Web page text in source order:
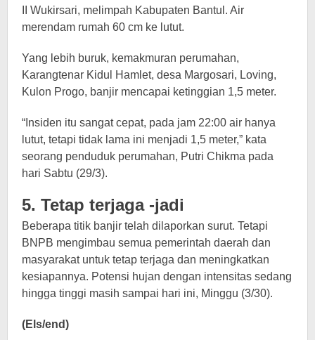
II Wukirsari, melimpah Kabupaten Bantul. Air
merendam rumah 60 cm ke lutut.
Yang lebih buruk, kemakmuran perumahan,
Karangtenar Kidul Hamlet, desa Margosari, Loving,
Kulon Progo, banjir mencapai ketinggian 1,5 meter.
“Insiden itu sangat cepat, pada jam 22:00 air hanya
lutut, tetapi tidak lama ini menjadi 1,5 meter,” kata
seorang penduduk perumahan, Putri Chikma pada
hari Sabtu (29/3).
5. Tetap terjaga -jadi
Beberapa titik banjir telah dilaporkan surut. Tetapi
BNPB mengimbau semua pemerintah daerah dan
masyarakat untuk tetap terjaga dan meningkatkan
kesiapannya. Potensi hujan dengan intensitas sedang
hingga tinggi masih sampai hari ini, Minggu (3/30).
(Els/end)